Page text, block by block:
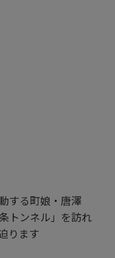
する町娘・唐澤
トンネル」を訪れ
ります